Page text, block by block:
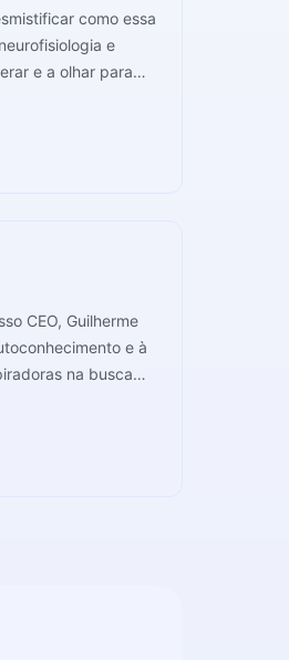
como essa
e a olhar para
CEO, Guilherme
e à
na busca